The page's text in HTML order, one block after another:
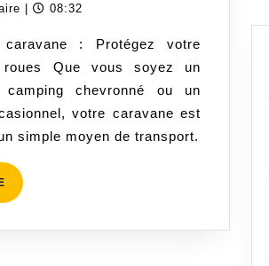
votre
Maison
sur
Roues
en
décembre
08:32
caravane : Protégez votre
Que vous soyez un
camping chevronné ou un
votre caravane est
simple moyen de transport.
READ
MORE